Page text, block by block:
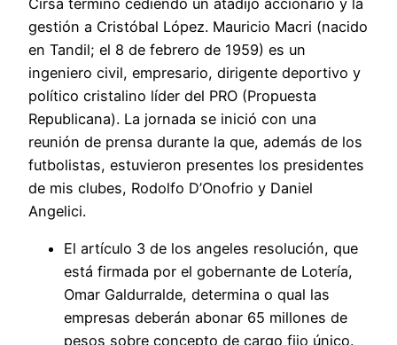
Cirsa terminó cediendo un atadijo accionario y la
gestión a Cristóbal López. Mauricio Macri (nacido
en Tandil; el 8 de febrero de 1959) es un
ingeniero civil, empresario, dirigente deportivo y
político cristalino líder del PRO (Propuesta
Republicana). La jornada se inició con una
reunión de prensa durante la que, además de los
futbolistas, estuvieron presentes los presidentes
de mis clubes, Rodolfo D’Onofrio y Daniel
Angelici.
El artículo 3 de los angeles resolución, que
está firmada por el gobernante de Lotería,
Omar Galdurralde, determina o qual las
empresas deberán abonar 65 millones de
pesos sobre concepto de cargo fijo único.